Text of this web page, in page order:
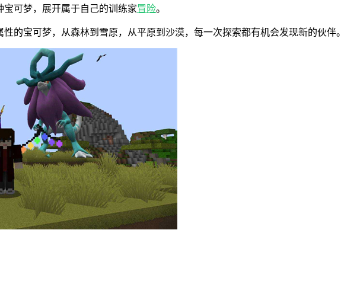
可梦，展开属于自己的训练家冒险。
的宝可梦，从森林到雪原，从平原到沙漠，每一次探索都有机会发现新的伙伴。